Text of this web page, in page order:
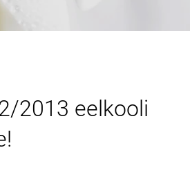
2013 eelkooli